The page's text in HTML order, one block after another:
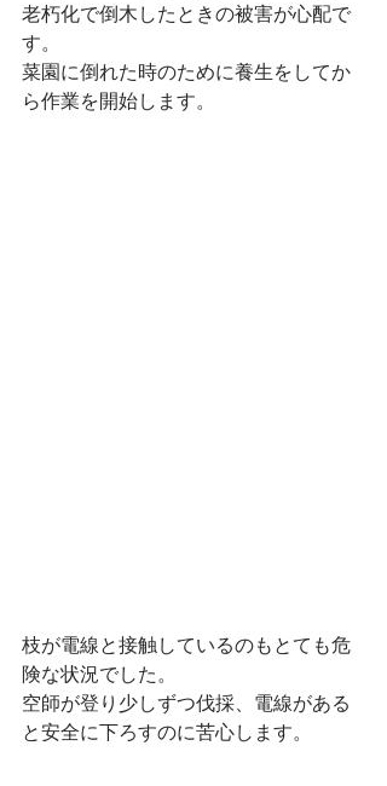
老朽化で倒木したときの被害が心配で
す。
菜園に倒れた時のために養生をしてか
ら作業を開始します。
枝が電線と接触しているのもとても危
険な状況でした。
空師が登り少しずつ伐採、電線がある
と安全に下ろすのに苦心します。